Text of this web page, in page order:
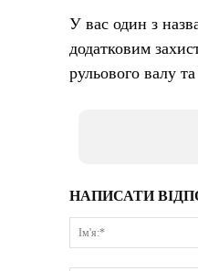
У вас один з
додатковим
рульового валу
НАПИСАТИ